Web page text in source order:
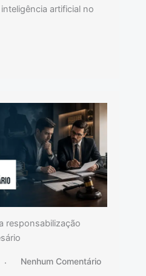
artificial no
responsabilização
Nenhum Comentário